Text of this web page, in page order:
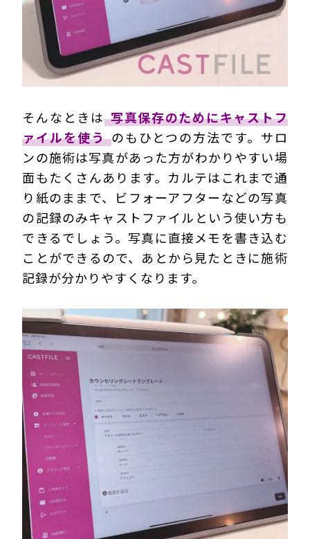
そんなときは 写真保存のためにキャストフ
ァイルを使う のもひとつの方法です。サロ
ンの施術は写真があった方がわかりやすい場
面もたくさんあります。カルテはこれまで通
り紙のままで、ビフォーアフターなどの写真
の記録のみキャストファイルという使い方も
できるでしょう。写真に直接メモを書き込む
ことができるので、あとから見たときに施術
記録が分かりやすくなります。